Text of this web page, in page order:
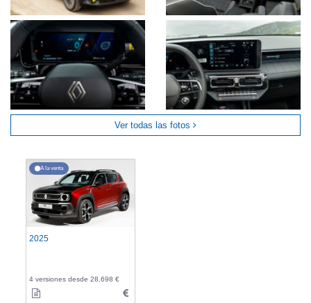
Ver todas las fotos
A la venta
2025
4 versiones desde 28.698 €